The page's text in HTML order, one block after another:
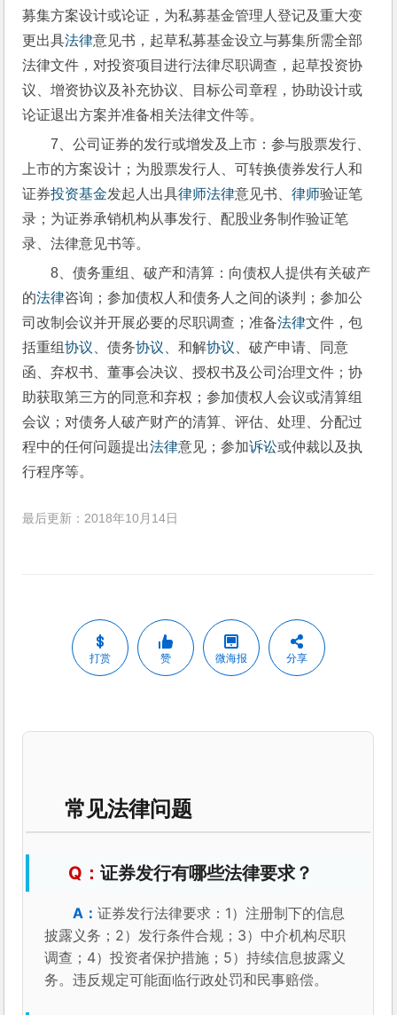
募集方案设计或论证，为私募基金管理人登记及重大变
更出具法律意见书，起草私募基金设立与募集所需全部
法律文件，对投资项目进行法律尽职调查，起草投资协
议、增资协议及补充协议、目标公司章程，协助设计或
论证退出方案并准备相关法律文件等。
7、公司证券的发行或增发及上市：参与股票发行、
上市的方案设计；为股票发行人、可转换债券发行人和
证券投资基金发起人出具律师法律意见书、律师验证笔
录；为证券承销机构从事发行、配股业务制作验证笔
录、法律意见书等。
8、债务重组、破产和清算：向债权人提供有关破产
的法律咨询；参加债权人和债务人之间的谈判；参加公
司改制会议并开展必要的尽职调查；准备法律文件，包
括重组协议 、债务协议 、和解协议 、破产申请、同意
函、弃权书、董事会决议、授权书及公司治理文件；协
助获取第三方的同意和弃权；参加债权人会议或清算组
会议；对债务人破产财产的清算、评估、处理、分配过
程中的任何问题提出法律意见；参加诉讼或仲裁以及执
行程序等。
最后更新：2018年10月14日
打赏 赞 微海报 分享
常见法律问题
证券发行有哪些法律要求？
证券发行法律要求：1）注册制下的信息
披露义务；2）发行条件合规；3）中介机构尽职
调查；4）投资者保护措施；5）持续信息披露义
务。违反规定可能面临行政处罚和民事赔偿。